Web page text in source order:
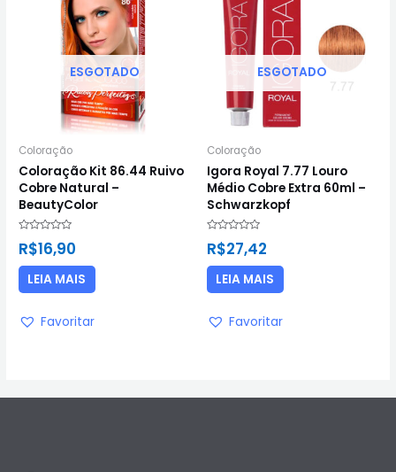
ESGOTADO
Coloração
Coloração Kit 86.44 Ruivo
Cobre Natural –
BeautyColor
0
5
R$16,90
LEIA MAIS
Favoritar
ESGOTADO
Coloração
Igora Royal 7.77 Louro
Médio Cobre Extra 60ml –
Schwarzkopf
0
5
R$27,42
LEIA MAIS
Favoritar